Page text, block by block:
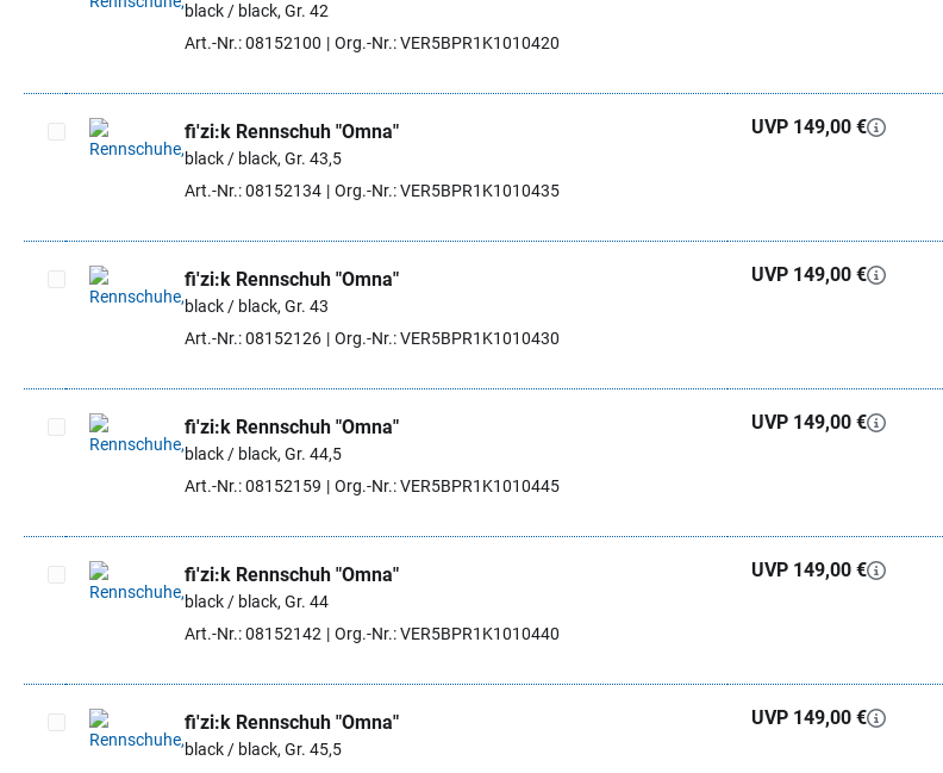
Artikel auswählen
black / black, Gr. 42
Art.-Nr.: 08152100
Org.-Nr.: VER5BPR1K1010420
Artikel auswählen
fi'zi:k Rennschuh "Omna"
black / black, Gr. 43,5
Art.-Nr.: 08152134
Org.-Nr.: VER5BPR1K1010435
UVP 149,00 €
Artikel auswählen
fi'zi:k Rennschuh "Omna"
black / black, Gr. 43
Art.-Nr.: 08152126
Org.-Nr.: VER5BPR1K1010430
UVP 149,00 €
Artikel auswählen
fi'zi:k Rennschuh "Omna"
black / black, Gr. 44,5
Art.-Nr.: 08152159
Org.-Nr.: VER5BPR1K1010445
UVP 149,00 €
Artikel auswählen
fi'zi:k Rennschuh "Omna"
black / black, Gr. 44
Art.-Nr.: 08152142
Org.-Nr.: VER5BPR1K1010440
UVP 149,00 €
fi'zi:k Rennschuh "Omna"
black / black, Gr. 45,5
UVP 149,00 €